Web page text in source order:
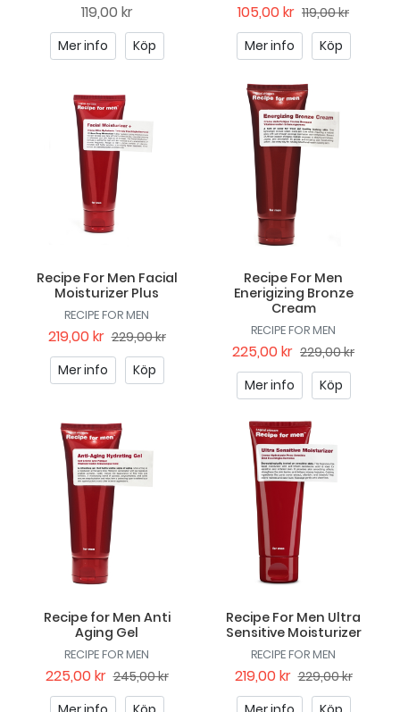
119,00 kr
Mer info Köp
105,00 kr 119,00 kr
Mer info
Köp
Recipe For Men Facial
Moisturizer Plus
RECIPE FOR MEN
219,00 kr 229,00 kr
Mer info
Köp
Recipe For Men
Enerigizing Bronze
Cream
RECIPE FOR MEN
225,00 kr 229,00 kr
Mer info
Köp
Recipe for Men Anti
Aging Gel
RECIPE FOR MEN
225,00 kr 245,00 kr
Recipe For Men Ultra
Sensitive Moisturizer
RECIPE FOR MEN
219,00 kr 229,00 kr